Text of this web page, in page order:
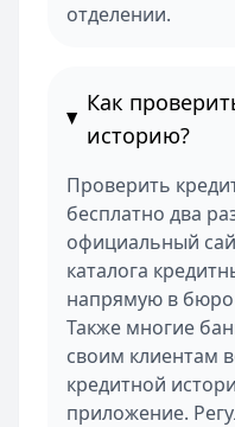
отделении.
Как
историю?
Проверить
бесплатно два
официальный
каталога
напрямую в бюро
Также многие
своим клиентам
кредитной
приложение.